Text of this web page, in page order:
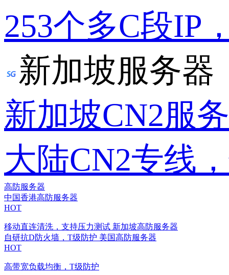
253个多C段IP
新加坡服务器
新加坡CN2服
大陆CN2专线
高防服务器
中国香港高防服务器
HOT
移动直连清洗，支持压力测试 新加坡高防服务器
自研抗D防火墙，T级防护 美国高防服务器
HOT
高带宽负载均衡，T级防护